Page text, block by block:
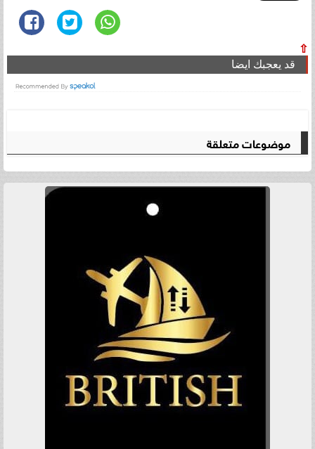
⇧
قد يعجبك ايضا
موضوعات متعلقة